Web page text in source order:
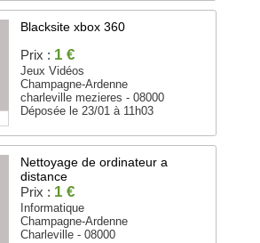
Blacksite xbox 360
Prix : 1 €
Jeux Vidéos
Champagne-Ardenne
charleville mezieres - 08000
Déposée le 23/01 à 11h03
Nettoyage de ordinateur a
distance
Prix : 1 €
Informatique
Champagne-Ardenne
Charleville - 08000